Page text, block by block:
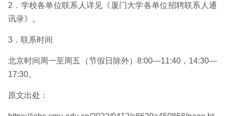
2．学校各单位联系人详见《 厦门大学各单位招聘联系人通
讯录》。
3．联系时间
北京时间周一至周五（节假日除外）8:00—11:40，14:30—
17:30。
原文出处：